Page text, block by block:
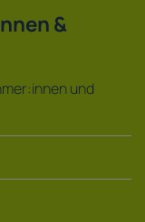
&
und